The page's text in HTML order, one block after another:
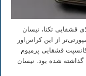
قشقایی تکنا، نیسان
از این کراس‌اور
قشقایی پرمیوم
گذاشته شده بود. نیسان